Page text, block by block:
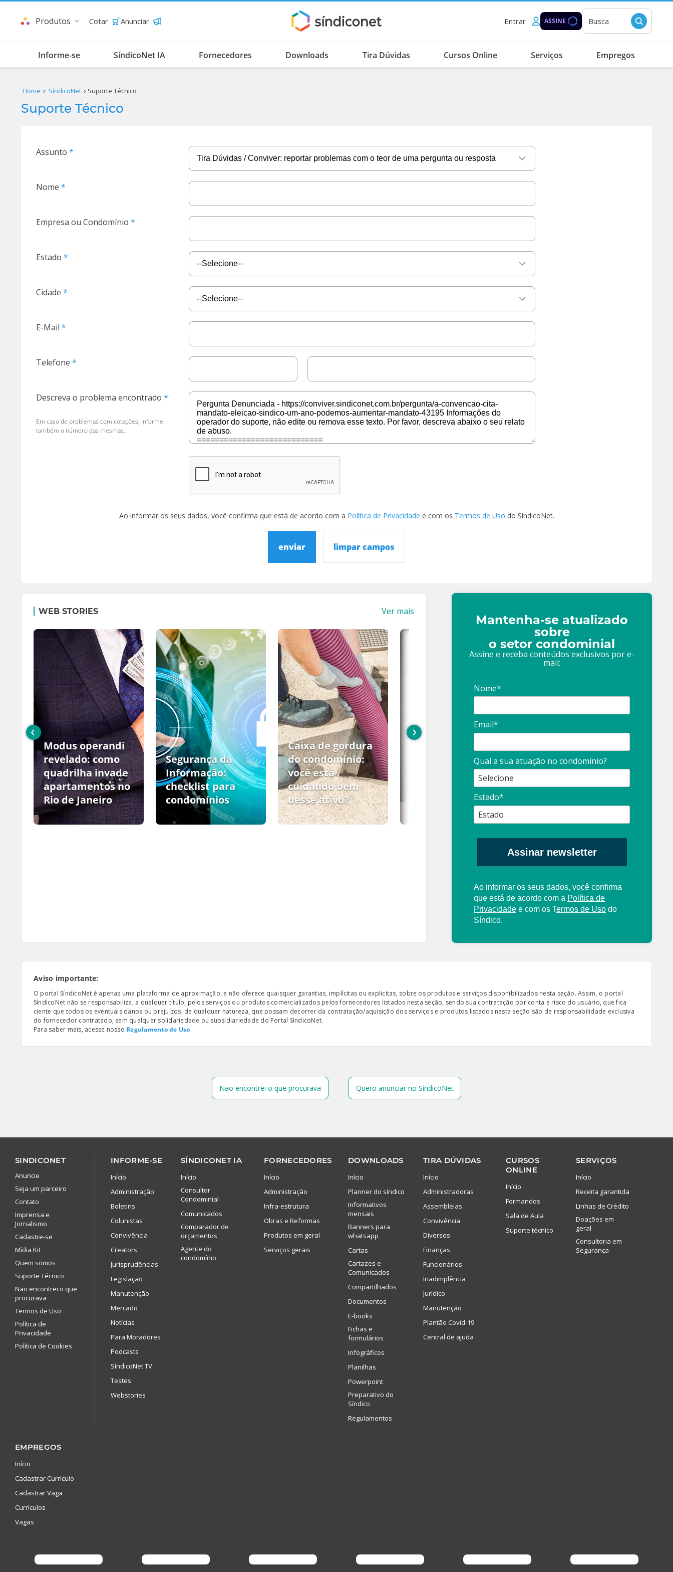
Produtos Cotar Anunciar Entrar ASSINE Busca
Informe-se SíndicoNet IA Fornecedores Downloads Tira Dúvidas Cursos Online Serviços Empregos
Home SíndicoNet Suporte Técnico
Suporte Técnico
Assunto
Nome
Empresa ou Condomínio
Estado
Cidade
E-Mail
Telefone
Descreva o problema encontrado
Em caso de problemas com cotações, informe
também o número das mesmas.
Ao informar os seus dados, você confirma que está de acordo com a Política de Privacidade e com os Termos de Uso do SíndicoNet.
enviar limpar campos
WEB STORIES Ver mais
Modus operandi
revelado: como
quadrilha invade
apartamentos no
Rio de Janeiro
Segurança da
Informação:
checklist para
condomínios
Caixa de gordura
do condomínio:
você está
cuidando bem
desse ativo?
PCMSO: O que é?
profissional:
cuidado com as
propagandas
‹ ›
Mantenha-se atualizado
sobre
o setor condominial
Assine e receba conteúdos exclusivos por e-
mail:
Nome*
Email*
Qual a sua atuação no condomínio?
Estado*
Assinar newsletter
Ao informar os seus dados, você confirma
que está de acordo com a Política de
Privacidade e com os Termos de Uso do
Síndico.
Aviso importante:
O portal SíndicoNet é apenas uma plataforma de aproximação, e não oferece quaisquer garantias, implícitas ou explicitas, sobre os produtos e serviços disponibilizados nesta seção. Assim, o portal
SíndicoNet não se responsabiliza, a qualquer título, pelos serviços ou produtos comercializados pelos fornecedores listados nesta seção, sendo sua contratação por conta e risco do usuário, que fica
ciente que todos os eventuais danos ou prejuízos, de qualquer natureza, que possam decorrer da contratação/aquisição dos serviços e produtos listados nesta seção são de responsabilidade exclusiva
do fornecedor contratado, sem qualquer solidariedade ou subsidiariedade do Portal SíndicoNet.
Para saber mais, acesse nosso Regulamento de Uso.
Não encontrei o que procurava Quero anunciar no SíndicoNet
SINDICONET
Anuncie
Seja um parceiro
Contato
Imprensa e
Jornalismo
Cadastre-se
Mídia Kit
Quem somos
Suporte Técnico
Não encontrei o que
procurava
Termos de Uso
Política de
Privacidade
Política de Cookies
INFORME-SE
Início
Administração
Boletins
Colunistas
Convivência
Creators
Jurisprudências
Legislação
Manutenção
Mercado
Notícias
Para Moradores
Podcasts
SíndicoNet TV
Testes
Webstories
SÍNDICONET IA
Início
Consultor
Condominial
Comunicados
Comparador de
orçamentos
Agente do
condomínio
FORNECEDORES
Início
Administração
Infra-estrutura
Obras e Reformas
Produtos em geral
Serviços gerais
DOWNLOADS
Início
Planner do síndico
Informativos
mensais
Banners para
whatsapp
Cartas
Cartazes e
Comunicados
Compartilhados
Documentos
E-books
Fichas e
formulários
Infográficos
Planilhas
Powerpoint
Preparativo do
Síndico
Regulamentos
TIRA DÚVIDAS
Início
Administradoras
Assembleias
Convivência
Diversos
Finanças
Funcionários
Inadimplência
Jurídico
Manutenção
Plantão Covid-19
Central de ajuda
CURSOS
ONLINE
Início
Formandos
Sala de Aula
Suporte técnico
SERVIÇOS
Início
Receita garantida
Linhas de Crédito
Doações em
geral
Consultoria em
Segurança
EMPREGOS
Início
Cadastrar Currículo
Cadastrar Vaga
Currículos
Vagas